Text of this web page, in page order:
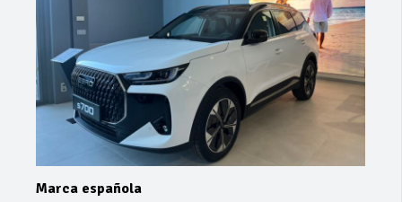
Marca española